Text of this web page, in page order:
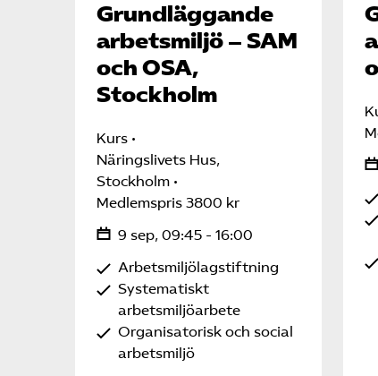
Grundläggande
arbetsmiljö – SAM
och OSA,
Stockholm
Kurs
Näringslivets Hus,
Stockholm
Medlemspris 3800 kr
9 sep, 09:45 - 16:00
Arbetsmiljölagstiftning
Systematiskt
arbetsmiljöarbete
Organisatorisk och social
arbetsmiljö